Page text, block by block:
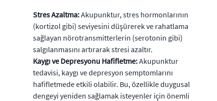
Stres Azaltma:Akupunktur, stres hormonlarının
(kortizol gibi) seviyesini düşürerek ve rahatlama
sağlayan nörotransmitterlerin (serotonin gibi)
salgılanmasını artırarak stresi azaltır.
Kaygı ve Depresyonu Hafifletme:Akupunktur
tedavisi, kaygı ve depresyon semptomlarını
hafifletmede etkili olabilir. Bu, özellikle duygusal
dengeyi yeniden sağlamak isteyenler için önemli